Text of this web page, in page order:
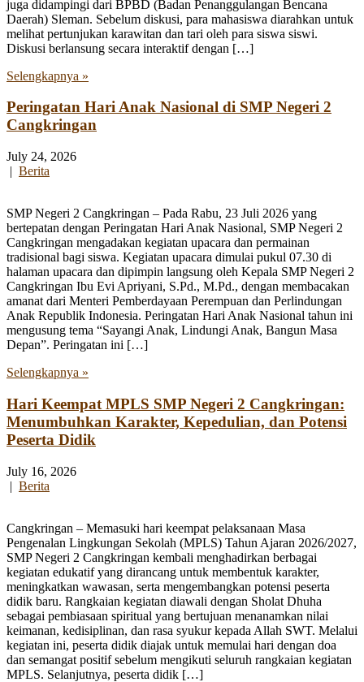
juga didampingi dari BPBD (Badan Penanggulangan Bencana
Daerah) Sleman. Sebelum diskusi, para mahasiswa diarahkan untuk
melihat pertunjukan karawitan dan tari oleh para siswa siswi.
Diskusi berlansung secara interaktif dengan […]
Selengkapnya »
Peringatan Hari Anak Nasional di SMP Negeri 2
Cangkringan
July 24, 2026
| Berita
SMP Negeri 2 Cangkringan – Pada Rabu, 23 Juli 2026 yang
bertepatan dengan Peringatan Hari Anak Nasional, SMP Negeri 2
Cangkringan mengadakan kegiatan upacara dan permainan
tradisional bagi siswa. Kegiatan upacara dimulai pukul 07.30 di
halaman upacara dan dipimpin langsung oleh Kepala SMP Negeri 2
Cangkringan Ibu Evi Apriyani, S.Pd., M.Pd., dengan membacakan
amanat dari Menteri Pemberdayaan Perempuan dan Perlindungan
Anak Republik Indonesia. Peringatan Hari Anak Nasional tahun ini
mengusung tema “Sayangi Anak, Lindungi Anak, Bangun Masa
Depan”. Peringatan ini […]
Selengkapnya »
Hari Keempat MPLS SMP Negeri 2 Cangkringan:
Menumbuhkan Karakter, Kepedulian, dan Potensi
Peserta Didik
July 16, 2026
| Berita
Cangkringan – Memasuki hari keempat pelaksanaan Masa
Pengenalan Lingkungan Sekolah (MPLS) Tahun Ajaran 2026/2027,
SMP Negeri 2 Cangkringan kembali menghadirkan berbagai
kegiatan edukatif yang dirancang untuk membentuk karakter,
meningkatkan wawasan, serta mengembangkan potensi peserta
didik baru. Rangkaian kegiatan diawali dengan Sholat Dhuha
sebagai pembiasaan spiritual yang bertujuan menanamkan nilai
keimanan, kedisiplinan, dan rasa syukur kepada Allah SWT. Melalui
kegiatan ini, peserta didik diajak untuk memulai hari dengan doa
dan semangat positif sebelum mengikuti seluruh rangkaian kegiatan
MPLS. Selanjutnya, peserta didik […]